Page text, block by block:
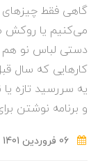
گاهی فقط چیزهای
می‌کنیم یا روکش
دستی لباس نو هم
کارهایی که سال
یه سررسید تازه
و برنامه نوشتن